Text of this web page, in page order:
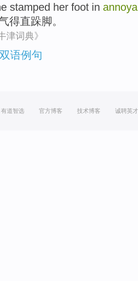
stamped her foot in
得直跺脚。
津词典》
语例句
有道智选 官方博客 技术博客 诚聘英才